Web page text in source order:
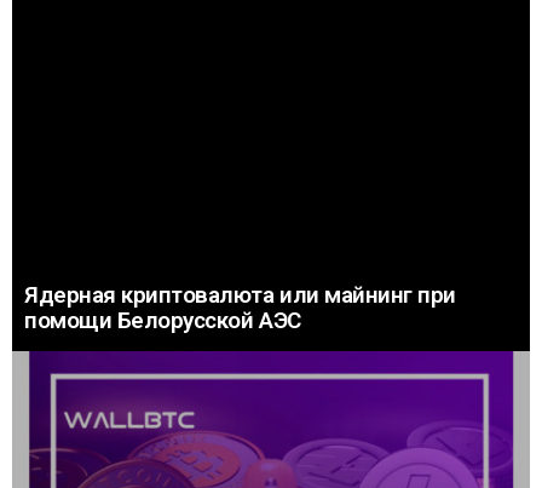
Ядерная криптовалюта или майнинг при
помощи Белорусской АЭС